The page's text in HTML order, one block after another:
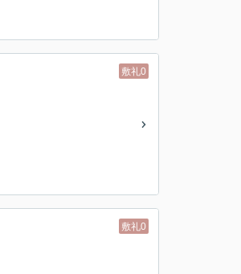
敷礼0
敷礼0